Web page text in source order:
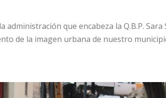
que encabeza la Q.B.P.
de la imagen urbana de nuestro